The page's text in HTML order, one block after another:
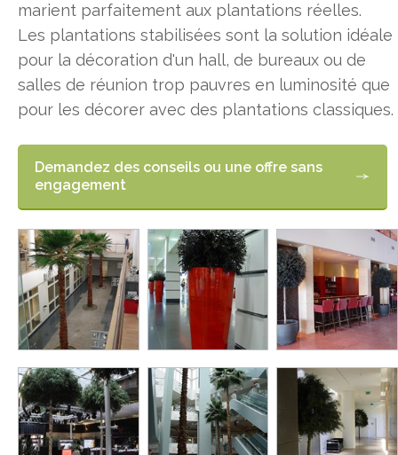
marient parfaitement aux plantations réelles.
Les plantations stabilisées sont la solution idéale
pour la décoration d'un hall, de bureaux ou de
salles de réunion trop pauvres en luminosité que
pour les décorer avec des plantations classiques.
Demandez des conseils ou une offre sans
engagement